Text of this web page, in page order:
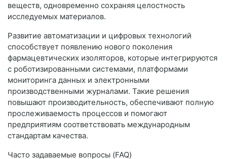
веществ, одновременно сохраняя целостность
исследуемых материалов.
Развитие автоматизации и цифровых технологий
способствует появлению нового поколения
фармацевтических изоляторов, которые интегрируются
с роботизированными системами, платформами
мониторинга данных и электронными
производственными журналами. Такие решения
повышают производительность, обеспечивают полную
прослеживаемость процессов и помогают
предприятиям соответствовать международным
стандартам качества.
Часто задаваемые вопросы (FAQ)